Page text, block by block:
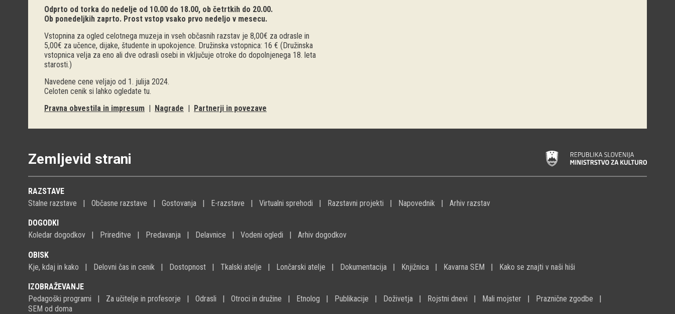
Odprto od torka do nedelje od 10.00 do 18.00, ob četrtkih do 20.00.
Ob ponedeljkih zaprto. Prost vstop vsako prvo nedeljo v mesecu.
Vstopnina za ogled celotnega muzeja in vseh občasnih razstav je 8,00€ za odrasle in
5,00€ za učence, dijake, študente in upokojence. Družinska vstopnica: 16 € (Družinska
vstopnica velja za eno ali dve odrasli osebi in vključuje otroke do dopolnjenega 18. leta
starosti.)
Navedene cene veljajo od 1. julija 2024.
Celoten cenik si lahko ogledate tu.
Pravna obvestila in impresum | Nagrade | Partnerji in povezave
Zemljevid strani
RAZSTAVE
Stalne razstave
Občasne razstave Gostovanja E-razstave Virtualni sprehodi Razstavni projekti Napovednik Arhiv razstav
DOGODKI
Koledar dogodkov
Prireditve Predavanja Delavnice Vodeni ogledi Arhiv dogodkov
OBISK
Kje, kdaj in kako
Delovni čas in cenik Dostopnost Tkalski atelje Lončarski atelje Dokumentacija Knjižnica Kavarna SEM Kako se znajti v naši hiši
IZOBRAŽEVANJE
Pedagoški programi
Za učitelje in profesorje Odrasli Otroci in družine Etnolog Publikacije Doživetja Rojstni dnevi Mali mojster
Praznične zgodbe
SEM od doma